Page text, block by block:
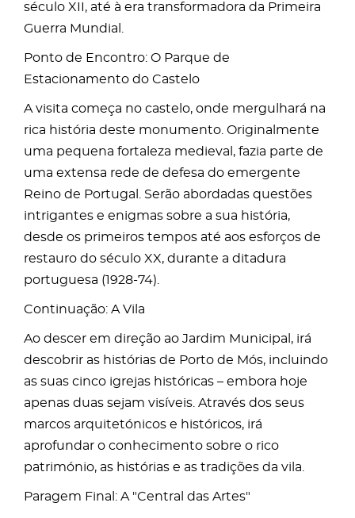
século XII, até à era transformadora da Primeira
Guerra Mundial.
Ponto de Encontro: O Parque de
Estacionamento do Castelo
A visita começa no castelo, onde mergulhará na
rica história deste monumento. Originalmente
uma pequena fortaleza medieval, fazia parte de
uma extensa rede de defesa do emergente
Reino de Portugal. Serão abordadas questões
intrigantes e enigmas sobre a sua história,
desde os primeiros tempos até aos esforços de
restauro do século XX, durante a ditadura
portuguesa (1928-74).
Continuação: A Vila
Ao descer em direção ao Jardim Municipal, irá
descobrir as histórias de Porto de Mós, incluindo
as suas cinco igrejas históricas – embora hoje
apenas duas sejam visíveis. Através dos seus
marcos arquitetónicos e históricos, irá
aprofundar o conhecimento sobre o rico
património, as histórias e as tradições da vila.
Paragem Final: A "Central das Artes"